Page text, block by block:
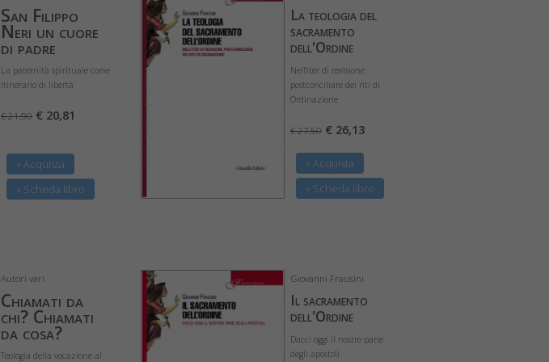
San Filippo
Neri un cuore
di padre
La paternità spirituale come
itinerario di libertà
€ 21,90 € 20,81
» Acquista
» Scheda libro
La teologia del
sacramento
dell'Ordine
Nell'iter di revisione
postconciliare dei riti di
Ordinazione
€ 27,50 € 26,13
» Acquista
» Scheda libro
Autori vari
Chiamati da
chi? Chiamati
da cosa?
Teologia della vocazione al
Giovanni Frausini
Il sacramento
dell'Ordine
Dacci oggi il nostro pane
degli apostoli